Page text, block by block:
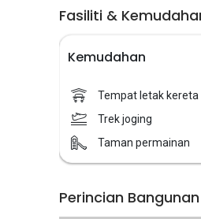
Fasiliti &
Kemudahan
Tempat letak
Trek joging
Taman permainan
Perincian Bangunan